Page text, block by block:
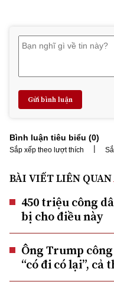
Gửi bình luận
Bình luận tiêu biểu (0)
Sắp xếp theo lượt thích |
BÀI VIẾT LIÊN QUAN
450 triệu công
bị cho điều này
Ông Trump
“có đi có lại”,